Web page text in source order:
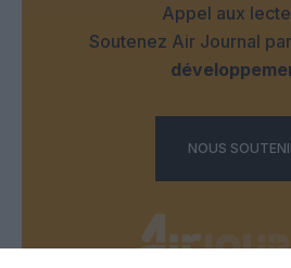
Appel aux
Soutenez Air Journal
NOUS